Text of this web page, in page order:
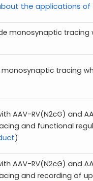
the applications
monosynaptic tracing
tracing
AAV-RV(N2cG) and
and functional
)
AAV-RV(N2cG) and
and recording of